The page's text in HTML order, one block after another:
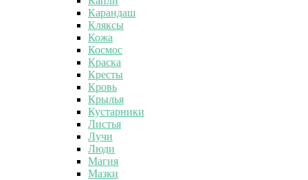
Карандаш
Кляксы
Кожа
Космос
Краска
Кресты
Кровь
Крылья
Кустарники
Листья
Лучи
Люди
Магия
Мазки